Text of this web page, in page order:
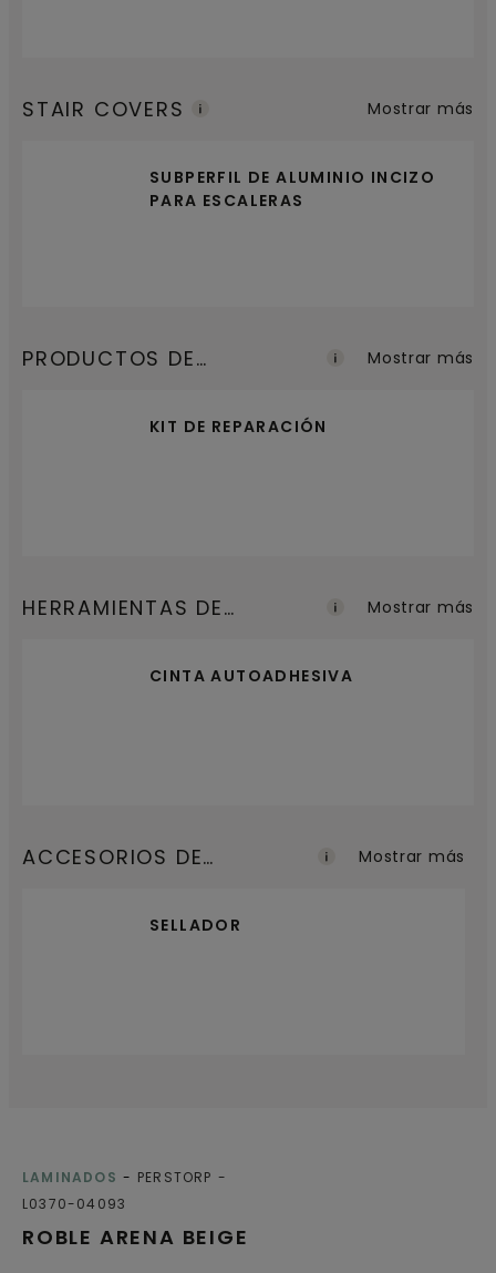
STAIR COVERS
SUBPERFIL DE ALUMINIO INCIZO
PARA ESCALERAS
Mostrar más
PRODUCTOS DE
KIT DE REPARACIÓN
Mostrar más
HERRAMIENTAS DE
CINTA AUTOADHESIVA
Mostrar más
ACCESORIOS DE
SELLADOR
Mostrar más
ROBLE ARENA BEIGE
LAMINADOS
PERSTORP
L0370-04093